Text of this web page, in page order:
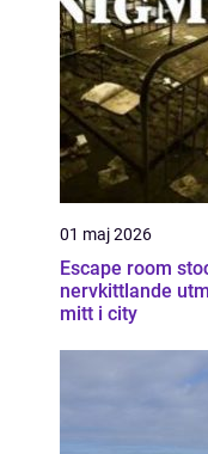
01 maj 2026
Escape room
nervkittlande
mitt i city